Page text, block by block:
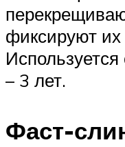
фиксируют
– 3 лет.
Фаст-